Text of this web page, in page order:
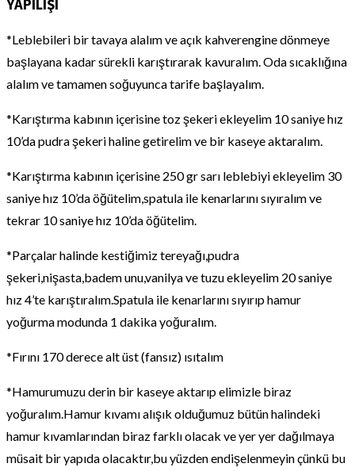
YAPILIŞI
*Leblebileri bir tavaya alalım ve açık kahverengine dönmeye
başlayana kadar sürekli karıştırarak kavuralım. Oda sıcaklığına
alalım ve tamamen soğuyunca tarife başlayalım.
*Karıştırma kabının içerisine toz şekeri ekleyelim 10 saniye hız
10’da pudra şekeri haline getirelim ve bir kaseye aktaralım.
*Karıştırma kabının içerisine 250 gr sarı leblebiyi ekleyelim 30
saniye hız 10’da öğütelim,spatula ile kenarlarını sıyıralım ve
tekrar 10 saniye hız 10’da öğütelim.
*Parçalar halinde kestiğimiz tereyağı,pudra
şekeri,nişasta,badem unu,vanilya ve tuzu ekleyelim 20 saniye
hız 4’te karıştıralım.Spatula ile kenarlarını sıyırıp hamur
yoğurma modunda 1 dakika yoğuralım.
*Fırını 170 derece alt üst (fansız) ısıtalım
*Hamurumuzu derin bir kaseye aktarıp elimizle biraz
yoğuralım.Hamur kıvamı alışık olduğumuz bütün halindeki
hamur kıvamlarından biraz farklı olacak ve yer yer dağılmaya
müsait bir yapıda olacaktır,bu yüzden endişelenmeyin çünkü bu